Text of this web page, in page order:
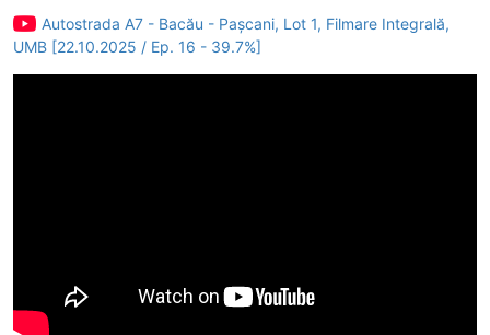
Autostrada A7 - Bacău - Pașcani, Lot 1, Filmare Integrală,
UMB [22.10.2025 / Ep. 16 - 39.7%]